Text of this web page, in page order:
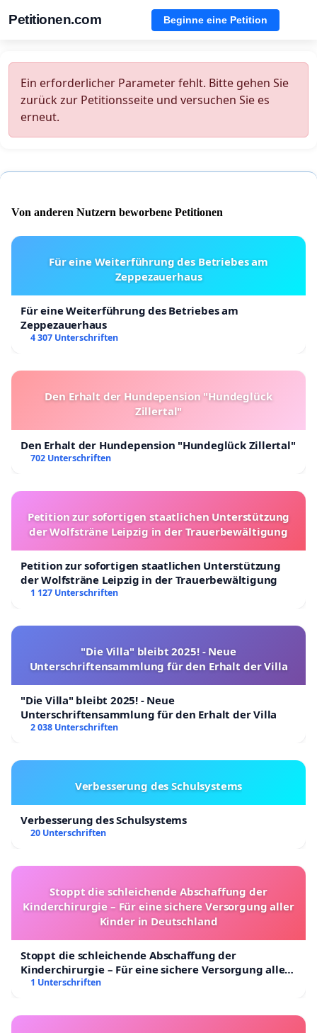
Petitionen.com Beginne eine Petition
Ein erforderlicher Parameter fehlt. Bitte gehen Sie
zurück zur Petitionsseite und versuchen Sie es
erneut.
Von anderen Nutzern beworbene Petitionen
Für eine Weiterführung des Betriebes am
Zeppezauerhaus
Für eine Weiterführung des Betriebes am
Zeppezauerhaus
4 307 Unterschriften
Den Erhalt der Hundepension "Hundeglück
Zillertal"
Den Erhalt der Hundepension "Hundeglück Zillertal"
702 Unterschriften
Petition zur sofortigen staatlichen Unterstützung
der Wolfsträne Leipzig in der Trauerbewältigung
Petition zur sofortigen staatlichen Unterstützung
der Wolfsträne Leipzig in der Trauerbewältigung
1 127 Unterschriften
"Die Villa" bleibt 2025! - Neue
Unterschriftensammlung für den Erhalt der Villa
"Die Villa" bleibt 2025! - Neue
Unterschriftensammlung für den Erhalt der Villa
2 038 Unterschriften
Verbesserung des Schulsystems
Verbesserung des Schulsystems
20 Unterschriften
Stoppt die schleichende Abschaffung der
Kinderchirurgie – Für eine sichere Versorgung aller
Kinder in Deutschland
Stoppt die schleichende Abschaffung der
Kinderchirurgie – Für eine sichere Versorgung aller
Kinder in Deutschland
1 Unterschriften